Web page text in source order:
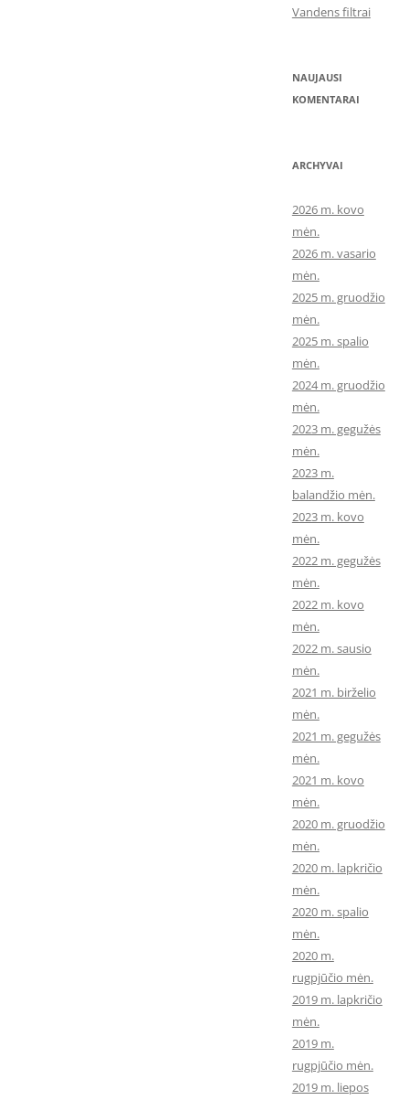
Vandens filtrai
NAUJAUSI
KOMENTARAI
ARCHYVAI
2026 m. kovo
mėn.
2026 m. vasario
mėn.
2025 m. gruodžio
mėn.
2025 m. spalio
mėn.
2024 m. gruodžio
mėn.
2023 m. gegužės
mėn.
2023 m.
balandžio mėn.
2023 m. kovo
mėn.
2022 m. gegužės
mėn.
2022 m. kovo
mėn.
2022 m. sausio
mėn.
2021 m. birželio
mėn.
2021 m. gegužės
mėn.
2021 m. kovo
mėn.
2020 m. gruodžio
mėn.
2020 m. lapkričio
mėn.
2020 m. spalio
mėn.
2020 m.
rugpjūčio mėn.
2019 m. lapkričio
mėn.
2019 m.
rugpjūčio mėn.
2019 m. liepos